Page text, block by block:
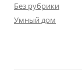
Без рубрики
Умный дом